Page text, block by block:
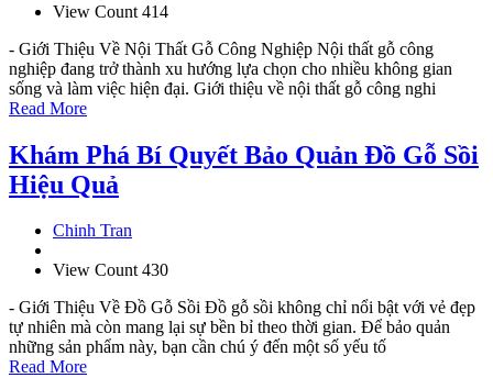
View Count 414
- Giới Thiệu Về Nội Thất Gỗ Công Nghiệp Nội thất gỗ công
nghiệp đang trở thành xu hướng lựa chọn cho nhiều không gian
sống và làm việc hiện đại. Giới thiệu về nội thất gỗ công nghi
Read More
Khám Phá Bí Quyết Bảo Quản Đồ Gỗ Sồi
Hiệu Quả
Chinh Tran
View Count 430
- Giới Thiệu Về Đồ Gỗ Sồi Đồ gỗ sồi không chỉ nổi bật với vẻ đẹp
tự nhiên mà còn mang lại sự bền bỉ theo thời gian. Để bảo quản
những sản phẩm này, bạn cần chú ý đến một số yếu tố
Read More